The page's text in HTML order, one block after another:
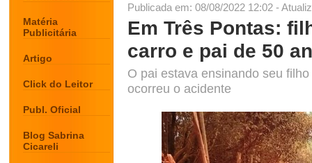
Matéria
Publicitária
Artigo
Click do Leitor
Publ. Oficial
Blog Sabrina
Cicareli
Publicada em: 08/08/2022 12:02 -
Em Três Pontas:
carro e pai de 50
O pai estava ensinando seu
ocorreu o acidente